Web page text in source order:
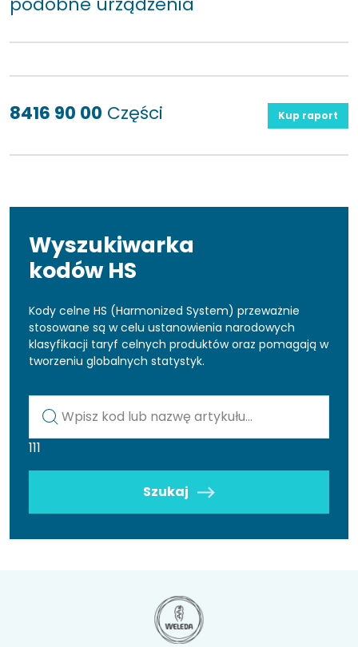
8416 90 00 Części Kup raport
Wyszukiwarka
kodów HS
Kody celne HS (Harmonized System) przeważnie
stosowane są w celu ustanowienia narodowych
klasyfikacji taryf celnych produktów oraz pomagają w
tworzeniu globalnych statystyk.
111
Szukaj